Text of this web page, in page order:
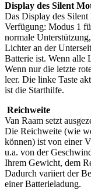
Display des Silent
Das Display des
Verfügung: Modus 1
normale
Lichter an der
Batterie ist. Wenn alle
Wenn nur die letzte
leer. Die linke Taste
ist die Starthilfe.
Reichweite
Van Raam setzt
Die Reichweite (wie
können) ist von einer
u.a. von der
Ihrem Gewicht, dem
Dadurch variiert der
einer Batterieladung.